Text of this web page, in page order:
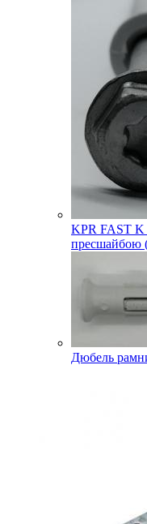
KPR FAST K
пресшайбою
Дюбель